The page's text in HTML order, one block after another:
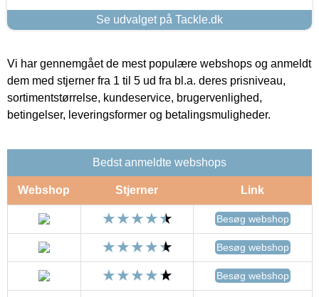
Se udvalget på Tackle.dk
Vi har gennemgået de mest populære webshops og anmeldt
dem med stjerner fra 1 til 5 ud fra bl.a. deres prisniveau,
sortimentstørrelse, kundeservice, brugervenlighed,
betingelser, leveringsformer og betalingsmuligheder.
Bedst anmeldte webshops
Webshop Stjerner Link
Besøg webshop
Besøg webshop
Besøg webshop